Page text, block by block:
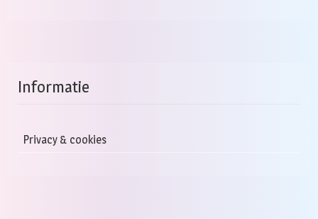
Informatie
Privacy & cookies